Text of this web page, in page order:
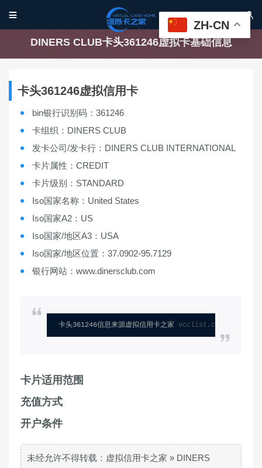
 
DINERS CLUB卡头361246虚拟卡基础信息
卡头361246虚拟信用卡
bin银行识别码：361246
卡组织：DINERS CLUB
发卡公司/发卡行：DINERS CLUB INTERNATIONAL
卡片属性：CREDIT
卡片级别：STANDARD
Iso国家名称：United States
Iso国家A2：US
Iso国家/地区A3：USA
Iso国家/地区位置：37.0902-95.7129
银行网站：www.dinersclub.com
卡头361246信息来源虚拟信用卡之家 vcclist.com
卡片适用范围
充值方式
开户条件
未经允许不得转载： 虚拟信用卡之家 » DINERS
ZH-CN